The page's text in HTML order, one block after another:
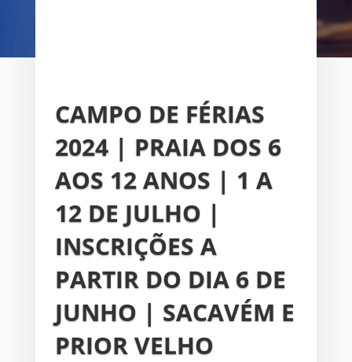
CAMPO DE FÉRIAS
2024 | PRAIA DOS 6
AOS 12 ANOS | 1 A
12 DE JULHO |
INSCRIÇÕES A
PARTIR DO DIA 6 DE
JUNHO | SACAVÉM E
PRIOR VELHO